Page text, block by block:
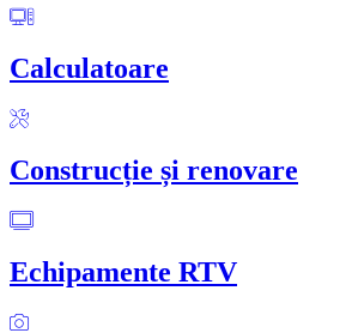
Calculatoare
Construcție și renovare
Echipamente RTV